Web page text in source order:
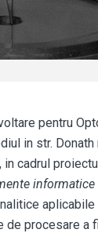
pentru
in str.
cadrul
procesare